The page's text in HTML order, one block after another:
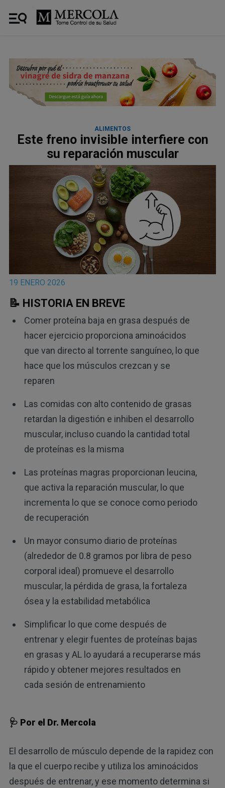
ALIMENTOS
Este freno invisible interfiere con
su reparación muscular
19 ENERO 2026
📝 HISTORIA EN BREVE
Comer proteína baja en grasa después de
hacer ejercicio proporciona aminoácidos
que van directo al torrente sanguíneo, lo que
hace que los músculos crezcan y se
reparen
Las comidas con alto contenido de grasas
retardan la digestión e inhiben el desarrollo
muscular, incluso cuando la cantidad total
de proteínas es la misma
Las proteínas magras proporcionan leucina,
que activa la reparación muscular, lo que
incrementa lo que se conoce como periodo
de recuperación
Un mayor consumo diario de proteínas
(alrededor de 0.8 gramos por libra de peso
corporal ideal) promueve el desarrollo
muscular, la pérdida de grasa, la fortaleza
ósea y la estabilidad metabólica
Simplificar lo que come después de
entrenar y elegir fuentes de proteínas bajas
en grasas y AL lo ayudará a recuperarse más
rápido y obtener mejores resultados en
cada sesión de entrenamiento
🩺 Por el Dr. Mercola
El desarrollo de músculo depende de la rapidez con
la que el cuerpo recibe y utiliza los aminoácidos
después de entrenar, y ese momento determina si